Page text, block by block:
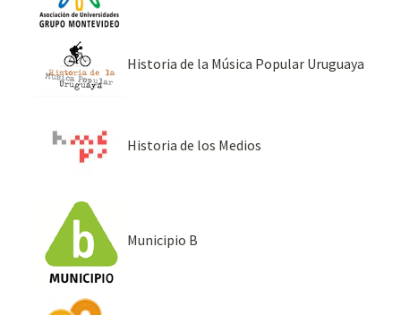
Historia de la Música Popular Uruguaya
Historia de los Medios
Municipio B